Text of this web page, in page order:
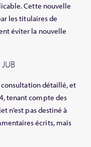
Cette nouvelle
les titulaires de
éviter la nouvelle
consultation détaillé, et
tenant compte des
n’est pas destiné à
écrits, mais